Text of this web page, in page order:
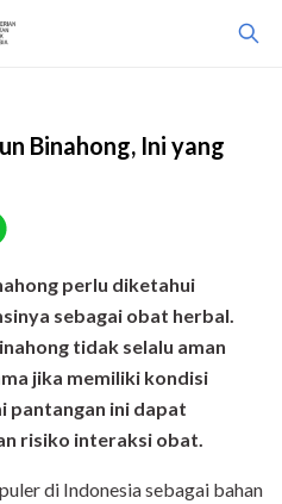
Binahong, Ini yang
perlu diketahui
sebagai obat herbal.
tidak selalu aman
jika memiliki kondisi
pantangan ini dapat
risiko interaksi obat.
di Indonesia sebagai bahan